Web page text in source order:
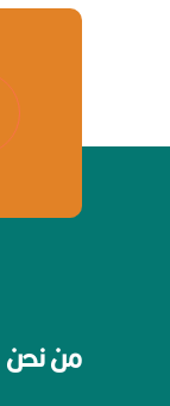
من نحن